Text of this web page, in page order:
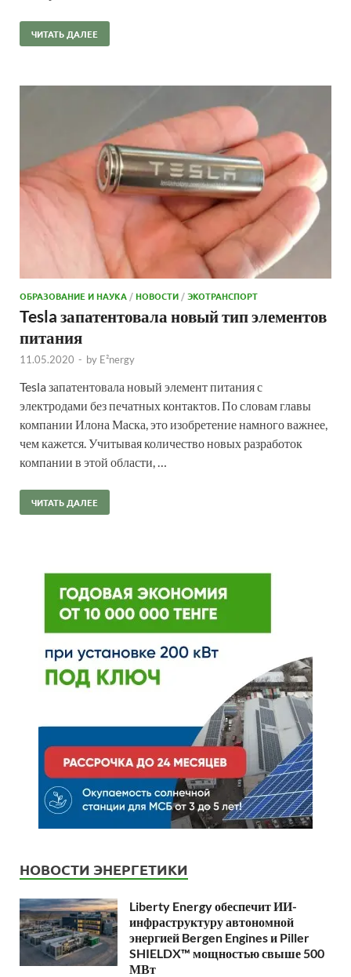
ЧИТАТЬ ДАЛЕЕ
ОБРАЗОВАНИЕ И НАУКА /НОВОСТИ /ЭКОТРАНСПОРТ
Tesla запатентовала новый тип элементов
питания
11.05.2020 - by E²nergy
Tesla запатентовала новый элемент питания с
электродами без печатных контактов. По словам главы
компании Илона Маска, это изобретение намного важнее,
чем кажется. Учитывая количество новых разработок
компании в этой области, …
ЧИТАТЬ ДАЛЕЕ
НОВОСТИ ЭНЕРГЕТИКИ
Liberty Energy обеспечит ИИ-
инфраструктуру автономной
энергией Bergen Engines и Piller
SHIELDX™ мощностью свыше 500
МВт